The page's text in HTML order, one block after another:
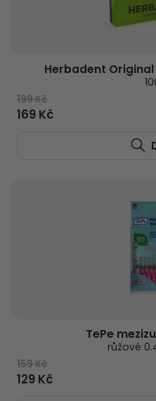
Herbadent
199 Kč
169 Kč
TePe
růžové
159 Kč
129 Kč